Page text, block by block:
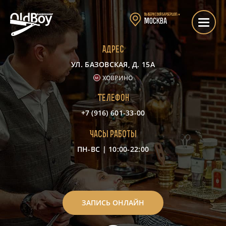
Выбери свой барбершоп:▼
Москва
Адрес
УЛ. БАЗОВСКАЯ, Д. 15А
ХОВРИНО
Телефон
+7 (916) 601-33-00
Часы работы
ПН-ВС | 10:00-22:00
ЗАПИСЬ ОНЛАЙН